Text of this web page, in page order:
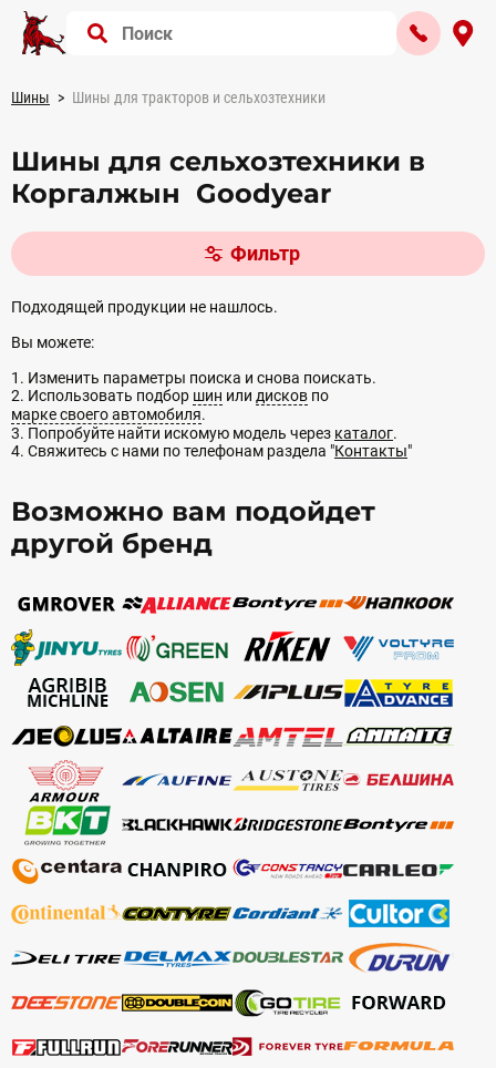
Шины Шины для тракторов и сельхозтехники
Шины для сельхозтехники в
Коргалжын Goodyear
Фильтр
Подходящей продукции не нашлось.
Вы можете:
1. Изменить параметры поиска и снова поискать.
2. Использовать подбор шин или дисков по
марке своего автомобиля.
3. Попробуйте найти искомую модель через каталог.
4. Свяжитесь с нами по телефонам раздела "Контакты"
Возможно вам подойдет
другой бренд